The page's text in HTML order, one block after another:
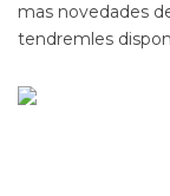
mas novedades
tendremles